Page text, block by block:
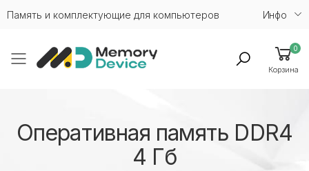
Память и комплектующие для компьютеров Инфо
Toggle mobile menu
0
Корзина
Оперативная память DDR4
4 Гб